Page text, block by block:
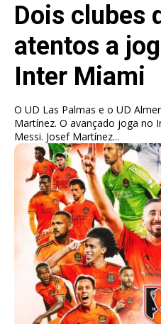
Dois clubes
atentos a
Inter Miami
O UD Las Palmas e o UD
Martínez. O avançado joga no
Messi. Josef Martínez...